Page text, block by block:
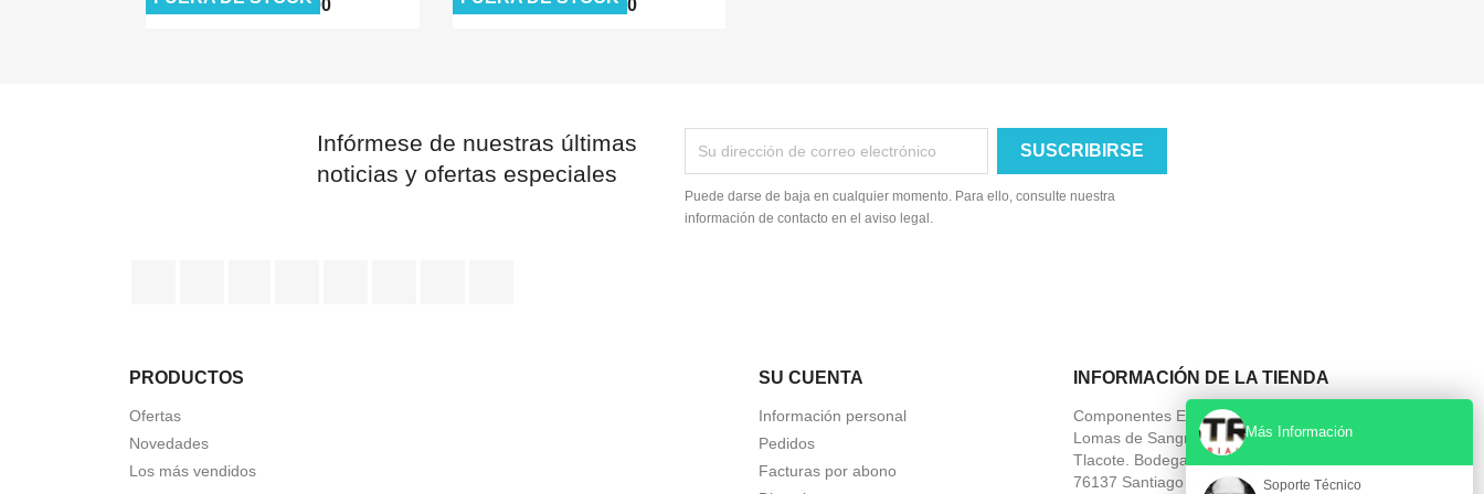
$ 0,00 $ 0,00
$ 0,00 $ 0,00
Infórmese de nuestras últimas
noticias y ofertas especiales
Puede darse de baja en cualquier momento. Para ello, consulte nuestra
información de contacto en el aviso legal.
PRODUCTOS
Ofertas
Novedades
Los más vendidos
SU CUENTA
Información personal
Pedidos
Facturas por abono
INFORMACIÓN DE LA TIENDA
Componentes Electronicos Industriales
Lomas de Sangremal 108, Carr. a
Tlacote. Bodega 31, Navex Park
76137 Santiago de Querétaro
Más Información
Soporte Técnico